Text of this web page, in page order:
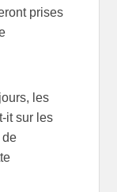
prises
les
it sur les
de